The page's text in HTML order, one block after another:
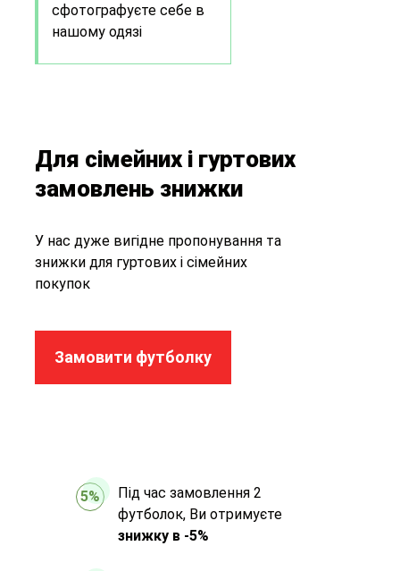
сфотографуєте себе в
нашому одязі
Для сімейних і гуртових
замовлень знижки
У нас дуже вигідне пропонування та
знижки для гуртових і сімейних
покупок
Замовити футболку
5%
Під час замовлення 2
футболок, Ви отримуєте
знижку в -5%